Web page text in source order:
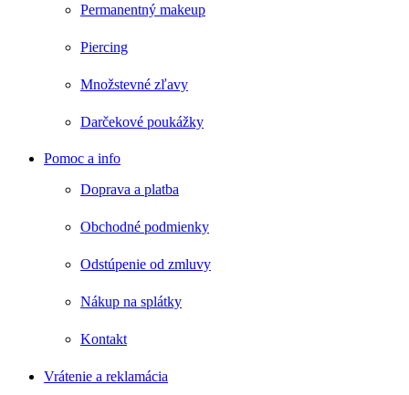
Permanentný makeup
Piercing
Množstevné zľavy
Darčekové poukážky
Pomoc a info
Doprava a platba
Obchodné podmienky
Odstúpenie od zmluvy
Nákup na splátky
Kontakt
Vrátenie a reklamácia